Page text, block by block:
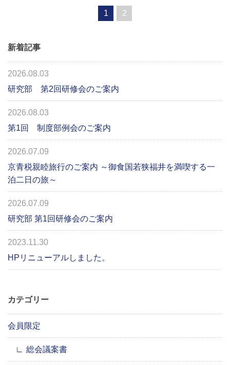
1 2
新着記事
2026.08.03
研究部 第2回研修会のご案内
2026.08.03
第1回 制度部例会のご案内
2026.07.09
京青税親睦旅行のご案内 ～御食国若狭福井を満喫する一
泊二日の旅～
2026.07.09
研究部 第1回研修会のご案内
2023.11.30
HPリニューアルしました。
カテゴリー
会員限定
総会議案書